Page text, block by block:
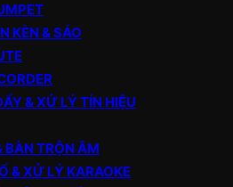
KÈN & SÁO
& XỬ LÝ TÍN HIỆU
BÀN TRỘN ÂM
& XỬ LÝ KARAOKE